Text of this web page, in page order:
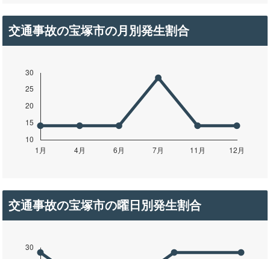
交通事故の宝塚市の月別発生割合
交通事故の宝塚市の曜日別発生割合